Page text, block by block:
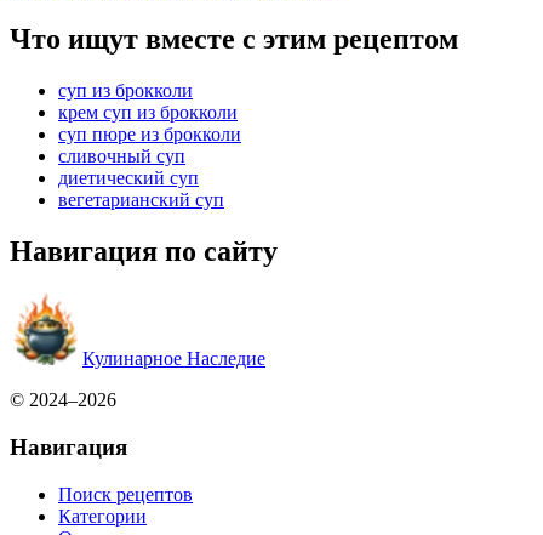
Что ищут вместе с этим рецептом
суп из брокколи
крем суп из брокколи
суп пюре из брокколи
сливочный суп
диетический суп
вегетарианский суп
Навигация по сайту
Кулинарное Наследие
© 2024–2026
Навигация
Поиск рецептов
Категории